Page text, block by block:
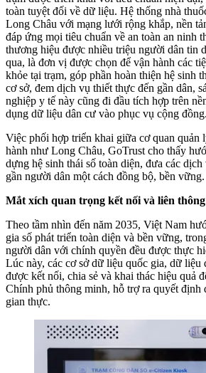
toàn tuyệt đối về dữ liệu. Hệ thống nhà
Long Châu với mạng lưới rộng khắp, nền
đáp ứng mọi tiêu chuẩn về an toàn an ninh
thương hiệu được nhiều triệu người dân tin
qua, là đơn vị được chọn để vận hành các
khỏe tại trạm, góp phần hoàn thiện hệ sinh
cơ sở, đem dịch vụ thiết thực đến gần dân,
nghiệp y tế này cũng đi đầu tích hợp trên
dụng dữ liệu dân cư vào phục vụ cộng đồng.
Việc phối hợp triển khai giữa cơ quan quản
hành như Long Châu, GoTrust cho thấy
dựng hệ sinh thái số toàn diện, đưa các
gần người dân một cách đồng bộ, bền vững.
Mắt xích quan trọng kết nối và liên
Theo tầm nhìn đến năm 2035, Việt Nam
gia số phát triển toàn diện và bền vững,
người dân với chính quyền đều được thực
Lúc này, các cơ sở dữ liệu quốc gia, dữ liệu
được kết nối, chia sẻ và khai thác hiệu quả
Chính phủ thông minh, hỗ trợ ra quyết định
gian thực.